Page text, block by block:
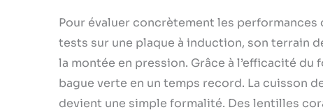
Pour évaluer concrètement les performances
tests sur une plaque à induction, son terrain
la montée en pression. Grâce à l’efficacité
bague verte en un temps record. La cuisson
devient une simple formalité. Des lentilles